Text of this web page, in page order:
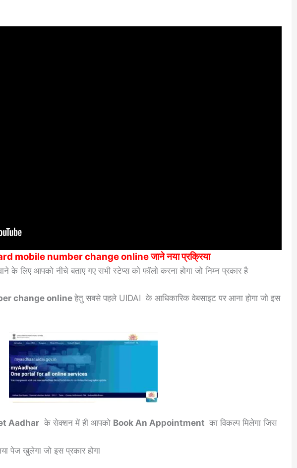
mobile number change online जाने नया प्रक्रिया
के लिए आपको नीचे बताए गए सभी स्टेप्स को फॉलो करना होगा जो निम्न प्रकार है
change onlineहेतु सबसे पहले UIDAI के आधिकारिक वेबसाइट पर आना होगा जो इस
Aadhar के सेक्शन में ही आपको Book An Appointment का विकल्प मिलेगा जिस
पेज खुलेगा जो इस प्रकार होगा